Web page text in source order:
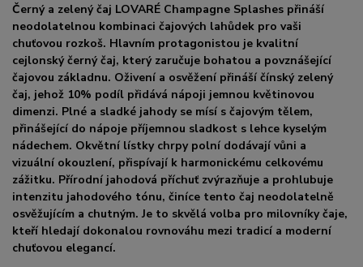
Černý a zelený čaj LOVARÉ Champagne Splashes přináší
neodolatelnou kombinaci čajových lahůdek pro vaši
chuťovou rozkoš. Hlavním protagonistou je kvalitní
cejlonský černý čaj, který zaručuje bohatou a povznášející
čajovou základnu. Oživení a osvěžení přináší čínský zelený
čaj, jehož 10% podíl přidává nápoji jemnou květinovou
dimenzi. Plné a sladké jahody se mísí s čajovým tělem,
přinášející do nápoje příjemnou sladkost s lehce kyselým
nádechem. Okvětní lístky chrpy polní dodávají vůni a
vizuální okouzlení, přispívají k harmonickému celkovému
zážitku. Přírodní jahodová příchuť zvýrazňuje a prohlubuje
intenzitu jahodového tónu, činíce tento čaj neodolatelně
osvěžujícím a chutným. Je to skvělá volba pro milovníky čaje,
kteří hledají dokonalou rovnováhu mezi tradicí a moderní
chuťovou elegancí.